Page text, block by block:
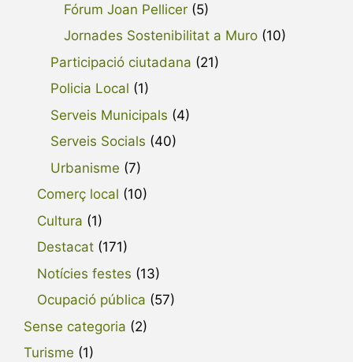
Fórum Joan Pellicer (5)
Jornades Sostenibilitat a Muro (10)
Participació ciutadana (21)
Policia Local (1)
Serveis Municipals (4)
Serveis Socials (40)
Urbanisme (7)
Comerç local (10)
Cultura (1)
Destacat (171)
Notícies festes (13)
Ocupació pública (57)
Sense categoria (2)
Turisme (1)